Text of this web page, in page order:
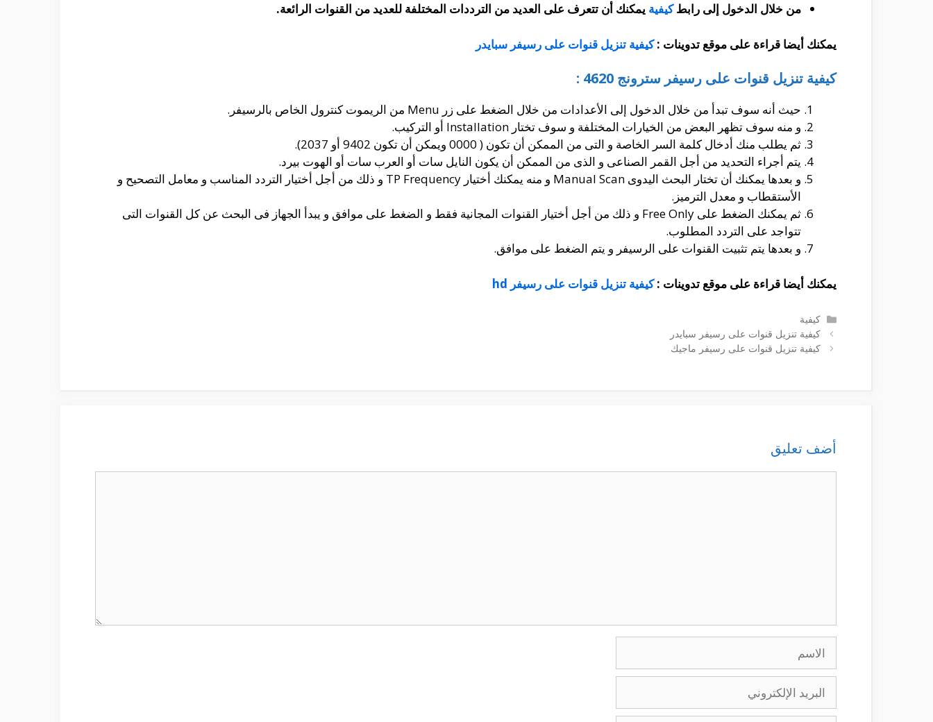
من خلال الدخول إلى رابطكيفية يمكنك أن تتعرف على العديد من الترددات المختلفة للعديد من القنوات الرائعة.
يمكنك أيضا قراءة على موقع تدوينات :كيفية تنزيل قنوات على رسيفر سبايدر
كيفية تنزيل قنوات على رسيفر سترونج 4620 :
حيث أنه سوف تبدأ من خلال الدخول إلى الأعدادات من خلال الضغط على زر Menu من الريموت كنترول الخاص بالرسيفر.
و منه سوف تظهر البعض من الخيارات المختلفة و سوف تختار Installation أو التركيب.
ثم يطلب منك أدخال كلمة السر الخاصة و التى من الممكن أن تكون ( 0000 ويمكن أن تكون 9402 أو 2037).
يتم أجراء التحديد من أجل القمر الصناعى و الذى من الممكن أن يكون النايل سات أو العرب سات أو الهوت بيرد.
و بعدها يمكنك أن تختار البحث اليدوى Manual Scan و منه يمكنك أختيار TP Frequency و ذلك من أجل أختيار التردد المناسب و معامل التصحيح و
الأستقطاب و معدل الترميز.
ثم يمكنك الضغط على Free Only و ذلك من أجل أختيار القنوات المجانية فقط و الضغط على موافق و يبدأ الجهاز فى البحث عن كل القنوات التى
تتواجد على التردد المطلوب.
و بعدها يتم تثبيت القنوات على الرسيفر و يتم الضغط على موافق.
يمكنك أيضا قراءة على موقع تدوينات :كيفية تنزيل قنوات على رسيفر hd
التصنيفات
كيفية
كيفية تنزيل قنوات على رسيفر سبايدر
كيفية تنزيل قنوات على رسيفر ماجيك
أضف تعليق
الاسم
البريد
الإلكتروني